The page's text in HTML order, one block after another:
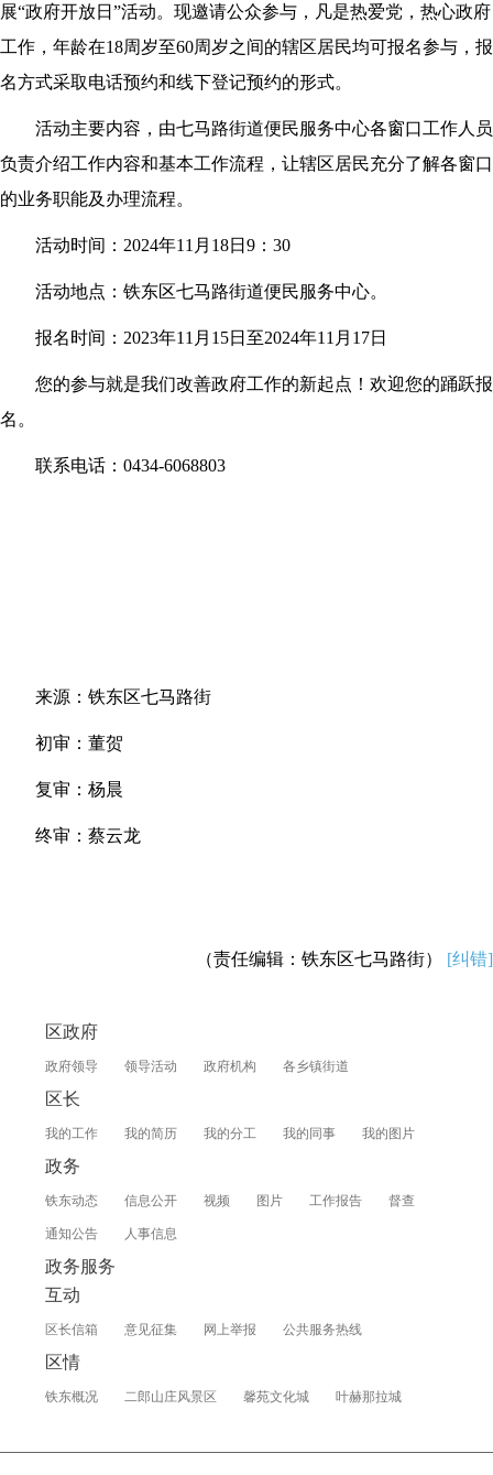
展“政府开放日”活动。现邀请公众参与，凡是热爱党，热心政府
工作，年龄在18周岁至60周岁之间的辖区居民均可报名参与，报
名方式采取电话预约和线下登记预约的形式。
活动主要内容，由七马路街道便民服务中心各窗口工作人员
负责介绍工作内容和基本工作流程，让辖区居民充分了解各窗口
的业务职能及办理流程。
活动时间：2024年11月18日9：30
活动地点：铁东区七马路街道便民服务中心。
报名时间：2023年11月15日至2024年11月17日
您的参与就是我们改善政府工作的新起点！欢迎您的踊跃报
名。
联系电话：0434-6068803
来源：铁东区七马路街
初审：董贺
复审：杨晨
终审：蔡云龙
（责任编辑：铁东区七马路街） [纠错]
区政府
政府领导 领导活动 政府机构 各乡镇街道
区长
我的工作 我的简历 我的分工 我的同事 我的图片
政务
铁东动态 信息公开 视频 图片 工作报告 督查
通知公告 人事信息
政务服务
互动
区长信箱 意见征集 网上举报 公共服务热线
区情
铁东概况 二郎山庄风景区 馨苑文化城 叶赫那拉城